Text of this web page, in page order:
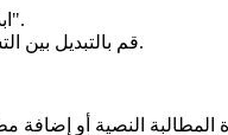
ابدأ المعالجة ومعاينة مخرجات النموذج "المستهدفة" و"المتبقية".
قم بالتبديل بين التشغيل المستهدف فقط والمتبقي فقط والممزوج لتقييم النتائج.